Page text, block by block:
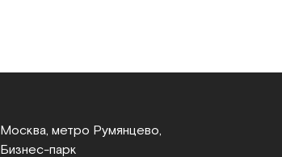
Москва, метро Румянцево,
Бизнес‑парк